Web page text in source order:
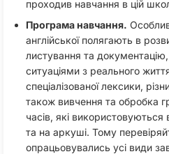
проходив навчання в цій
Програма навчання.
англійської полягають в
листування та документацію,
ситуаціями з реального
спеціалізованої лексики,
також вивчення та обробка
часів, які використовуються
та на аркуші. Тому
опрацьовувались усі види